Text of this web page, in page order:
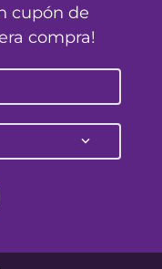
cupón de
compra!